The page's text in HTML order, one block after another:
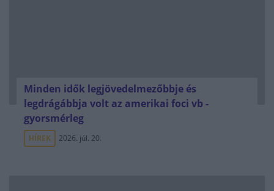
Minden idők legjövedelmezőbbje és
legdrágábbja volt az amerikai foci vb -
gyorsmérleg
HÍREK 2026. júl. 20.